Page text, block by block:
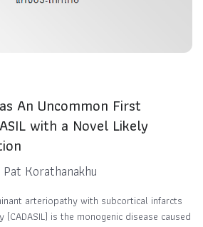
An Uncommon First
with a Novel Likely
Korathanakhu
arteriopathy with subcortical infarcts
is the monogenic disease caused